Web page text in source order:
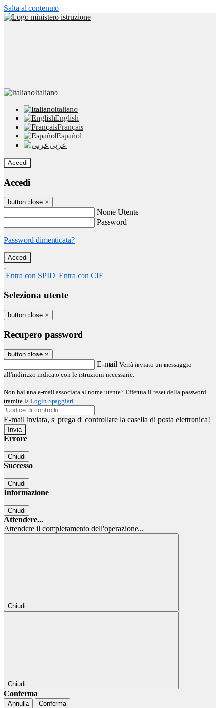
Salta al contenuto
Italiano
Italiano
English
Français
Español
عربى
Accedi
Accedi
button close ×
Nome Utente
Password
Password dimenticata?
-
Entra con SPID Entra con CIE
Seleziona utente
button close ×
Recupero password
button close ×
E-mail Verrà inviato un messaggio
all'indirizzo indicato con le istruzioni necessarie.
Non hai una e-mail associata al nome utente? Effettua il reset della password
tramite la Login Spaggiari
E-mail inviata, si prega di controllare la casella di posta elettronica!
Errore
Chiudi
Successo
Chiudi
Informazione
Chiudi
Attendere...
Attendere il completamento dell'operazione...
Chiudi
Chiudi
Conferma
Annulla Conferma